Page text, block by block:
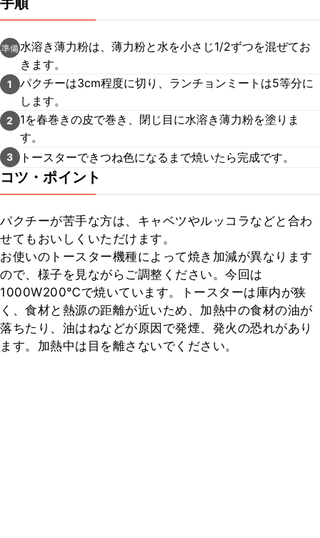
準備水溶き薄力粉は、薄力粉と水を小さじ1/2ずつを混ぜてお
きます。
1
パクチーは3cm程度に切り、ランチョンミートは5等分に
します。
2
1を春巻きの皮で巻き、閉じ目に水溶き薄力粉を塗りま
す。
3 トースターできつね色になるまで焼いたら完成です。
コツ・ポイント
パクチーが苦手な方は、キャベツやルッコラなどと合わ
せてもおいしくいただけます。
お使いのトースター機種によって焼き加減が異なります
ので、様子を見ながらご調整ください。今回は
1000W200℃で焼いています。トースターは庫内が狭
く、食材と熱源の距離が近いため、加熱中の食材の油が
落ちたり、油はねなどが原因で発煙、発火の恐れがあり
ます。加熱中は目を離さないでください。